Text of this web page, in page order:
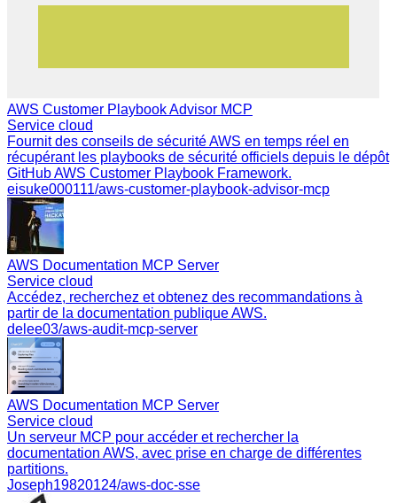
AWS Customer Playbook Advisor MCP
Service cloud
Fournit des conseils de sécurité AWS en temps réel en
récupérant les playbooks de sécurité officiels depuis le dépôt
GitHub AWS Customer Playbook Framework.
eisuke000111/aws-customer-playbook-advisor-mcp
AWS Documentation MCP Server
Service cloud
Accédez, recherchez et obtenez des recommandations à
partir de la documentation publique AWS.
delee03/aws-audit-mcp-server
AWS Documentation MCP Server
Service cloud
Un serveur MCP pour accéder et rechercher la
documentation AWS, avec prise en charge de différentes
partitions.
Joseph19820124/aws-doc-sse